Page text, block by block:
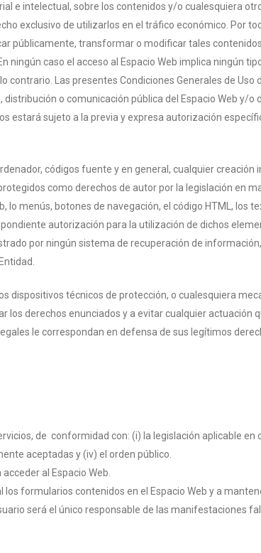
e intelectual, sobre los contenidos y/o cualesquiera
exclusivo de utilizarlos en el tráfico económico. Por
públicamente, transformar o modificar tales
caso el acceso al Espacio Web implica ningún
Las presentes Condiciones Generales de Uso
o comunicación pública del Espacio Web y/o
estará sujeto a la previa y expresa autorización
códigos fuente yen general, cualquier creación
como derechos de autor por la legislación en
menús, botones de navegación, el código HTML, los
autorización para la utilización de dichos
por ningún sistema de recuperación de
dispositivos técnicos de protección, o cualesquiera
derechos enunciados y a evitar cualquier actuación
le correspondan en defensa de sus legítimos
de conformidad con: (i) la legislación aplicable
aceptadas y (iv) el orden público.
al Espacio Web.
formularios contenidos en el Espacio Web y a
será el único responsable de las manifestaciones